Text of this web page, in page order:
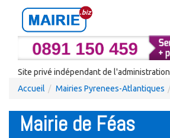
Site privé indépendant de l'administration
Accueil
Mairies Pyrenees-Atlantiques
Mairie de Féas